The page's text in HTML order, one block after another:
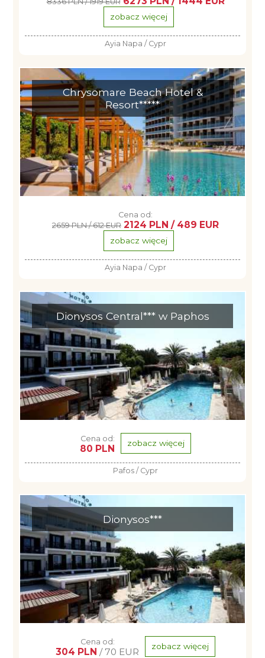
zobacz więcej
Ayia Napa / Cypr
Chrysomare Beach Hotel &
Resort*****
Cena od:
2659 PLN / 612 EUR 2124 PLN / 489 EUR
zobacz więcej
Ayia Napa / Cypr
Dionysos Central*** w Paphos
Cena od:
80 PLN zobacz więcej
Pafos / Cypr
Dionysos***
Cena od:
304 PLN / 70 EUR zobacz więcej